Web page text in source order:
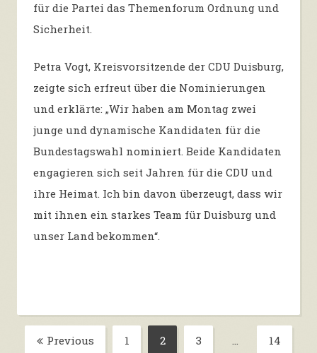
für die Partei das Themenforum Ordnung und
Sicherheit.
Petra Vogt, Kreisvorsitzende der CDU Duisburg,
zeigte sich erfreut über die Nominierungen
und erklärte: „Wir haben am Montag zwei
junge und dynamische Kandidaten für die
Bundestagswahl nominiert. Beide Kandidaten
engagieren sich seit Jahren für die CDU und
ihre Heimat. Ich bin davon überzeugt, dass wir
mit ihnen ein starkes Team für Duisburg und
unser Land bekommen“.
Beitragsnavigation
Previous Page
1 Page
2 Page
3 … 14